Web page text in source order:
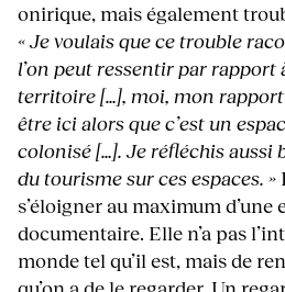
onirique, mais également
« Je voulais que ce trouble
l’on peut ressentir par
territoire […], moi, mon
être ici alors que c’est un
colonisé […]. Je réfléchis aussi
du tourisme sur ces espaces. »
s’éloigner au maximum d’une
documentaire. Elle n’a pas
monde tel qu’il est, mais de